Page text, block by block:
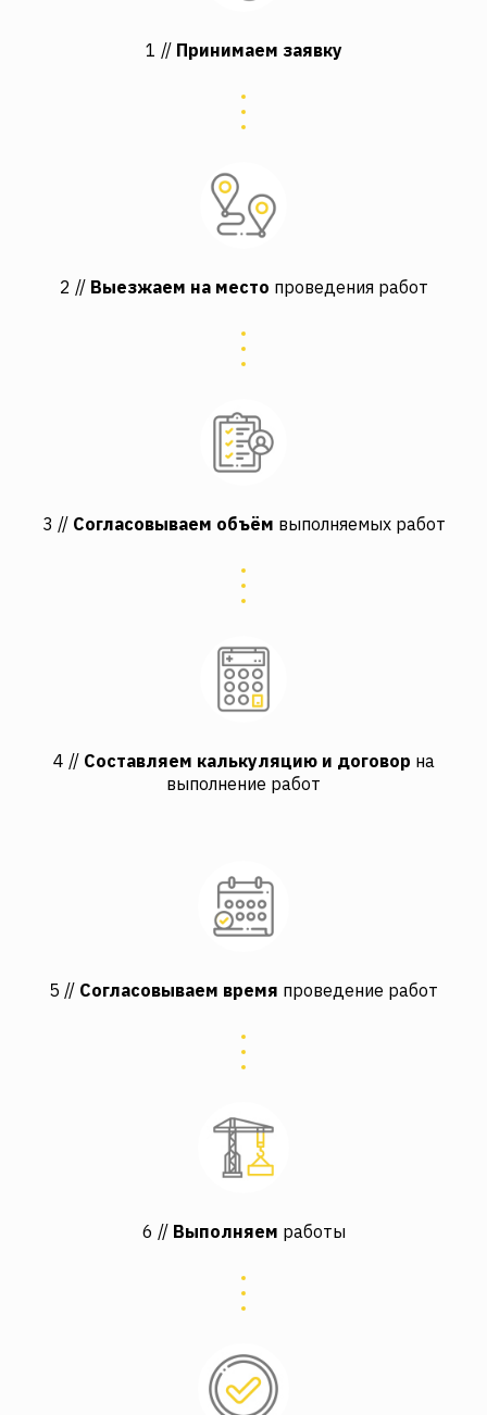
1 // Принимаем заявку
2 // Выезжаем на место проведения работ
3 // Согласовываем объём выполняемых работ
4 // Составляем калькуляцию и договор на
выполнение работ
5 // Согласовываем время проведение работ
6 // Выполняем работы